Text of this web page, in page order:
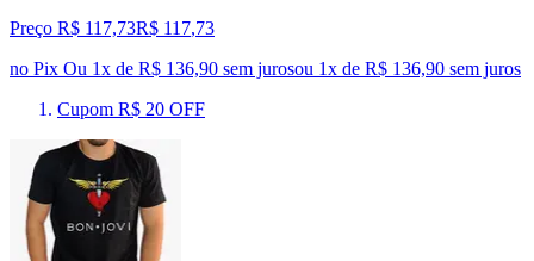
Preço R$ 117,73R$ 117,73
no Pix Ou 1x de R$ 136,90 sem jurosou 1x de R$ 136,90 sem juros
Cupom R$ 20 OFF